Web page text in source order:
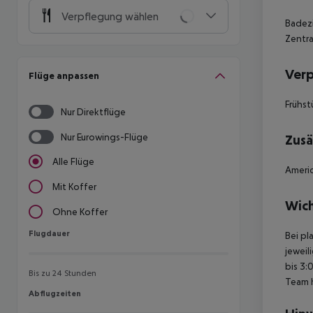
Verpflegung wählen
Flüge anpassen
Nur Direktflüge
Nur Eurowings-Flüge
Alle Flüge
Mit Koffer
Ohne Koffer
Flugdauer
Flugdauer
Bis zu 24 Stunden
Abflugzeiten
Abflugzeiten
Bei
bis
Team